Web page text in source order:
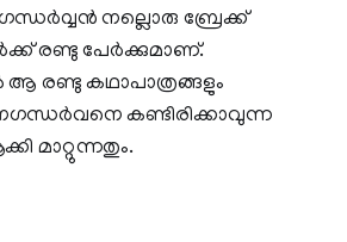
നല്ലൊരു ബ്രേക്ക്
രണ്ടു പേർക്കുമാണ്.
ആ രണ്ടു കഥാപാത്രങ്ങളും
കണ്ടിരിക്കാവുന്ന
മാറ്റുന്നതും.